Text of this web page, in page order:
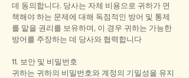
데 동의합니다. 당사는 자체 비용으로 귀하가 면
책해야 하는 문제에 대해 독점적인 방어 및 통제
를 맡을 권리를 보유하며, 이 경우 귀하는 가능한
방어를 주장하는 데 당사와 협력합니다
11. 보안 및 비밀번호
귀하는 귀하의 비밀번호와 계정의 기밀성을 유지